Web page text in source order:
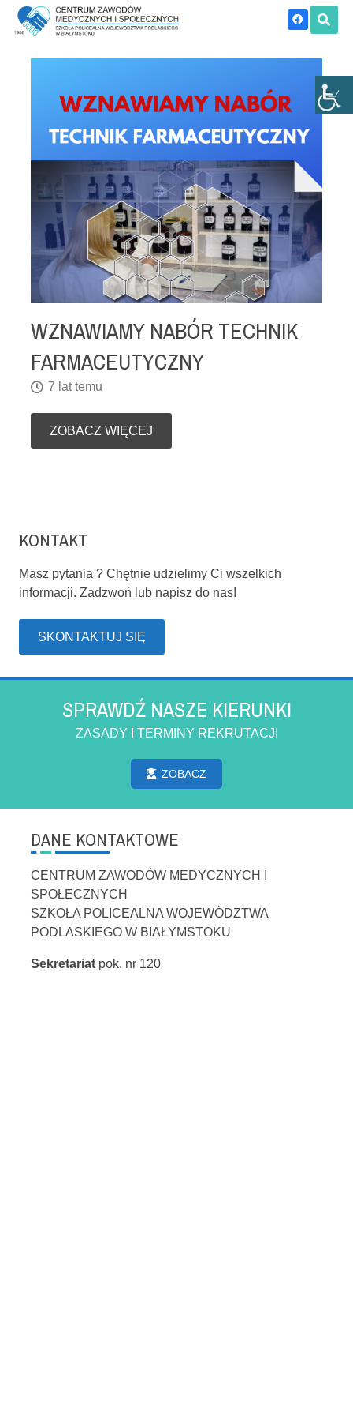
WZNAWIAMY NABÓR TECHNIK
FARMACEUTYCZNY
7 lat temu
ZOBACZ WIĘCEJ
KONTAKT
Masz pytania ? Chętnie udzielimy Ci wszelkich
informacji. Zadzwoń lub napisz do nas!
SKONTAKTUJ SIĘ
SPRAWDŹ NASZE KIERUNKI
ZASADY I TERMINY REKRUTACJI
ZOBACZ
DANE KONTAKTOWE
CENTRUM ZAWODÓW MEDYCZNYCH I
SPOŁECZNYCH
SZKOŁA POLICEALNA WOJEWÓDZTWA
PODLASKIEGO W BIAŁYMSTOKU
Sekretariat pok. nr 120